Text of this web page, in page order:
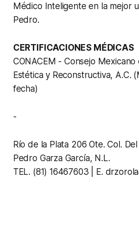
Médico Inteligente en la mejor
Pedro.
CERTIFICACIONES MÉDICAS
CONACEM - Consejo Mexicano
Estética y Reconstructiva, A.C.
fecha)
-
Río de la Plata 206 Ote. Col.
Pedro Garza García, N.L.
TEL. (81) 16467603 | E.